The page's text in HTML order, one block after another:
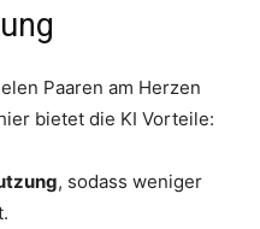
Paaren am Herzen
bietet die KI Vorteile:
, sodass weniger